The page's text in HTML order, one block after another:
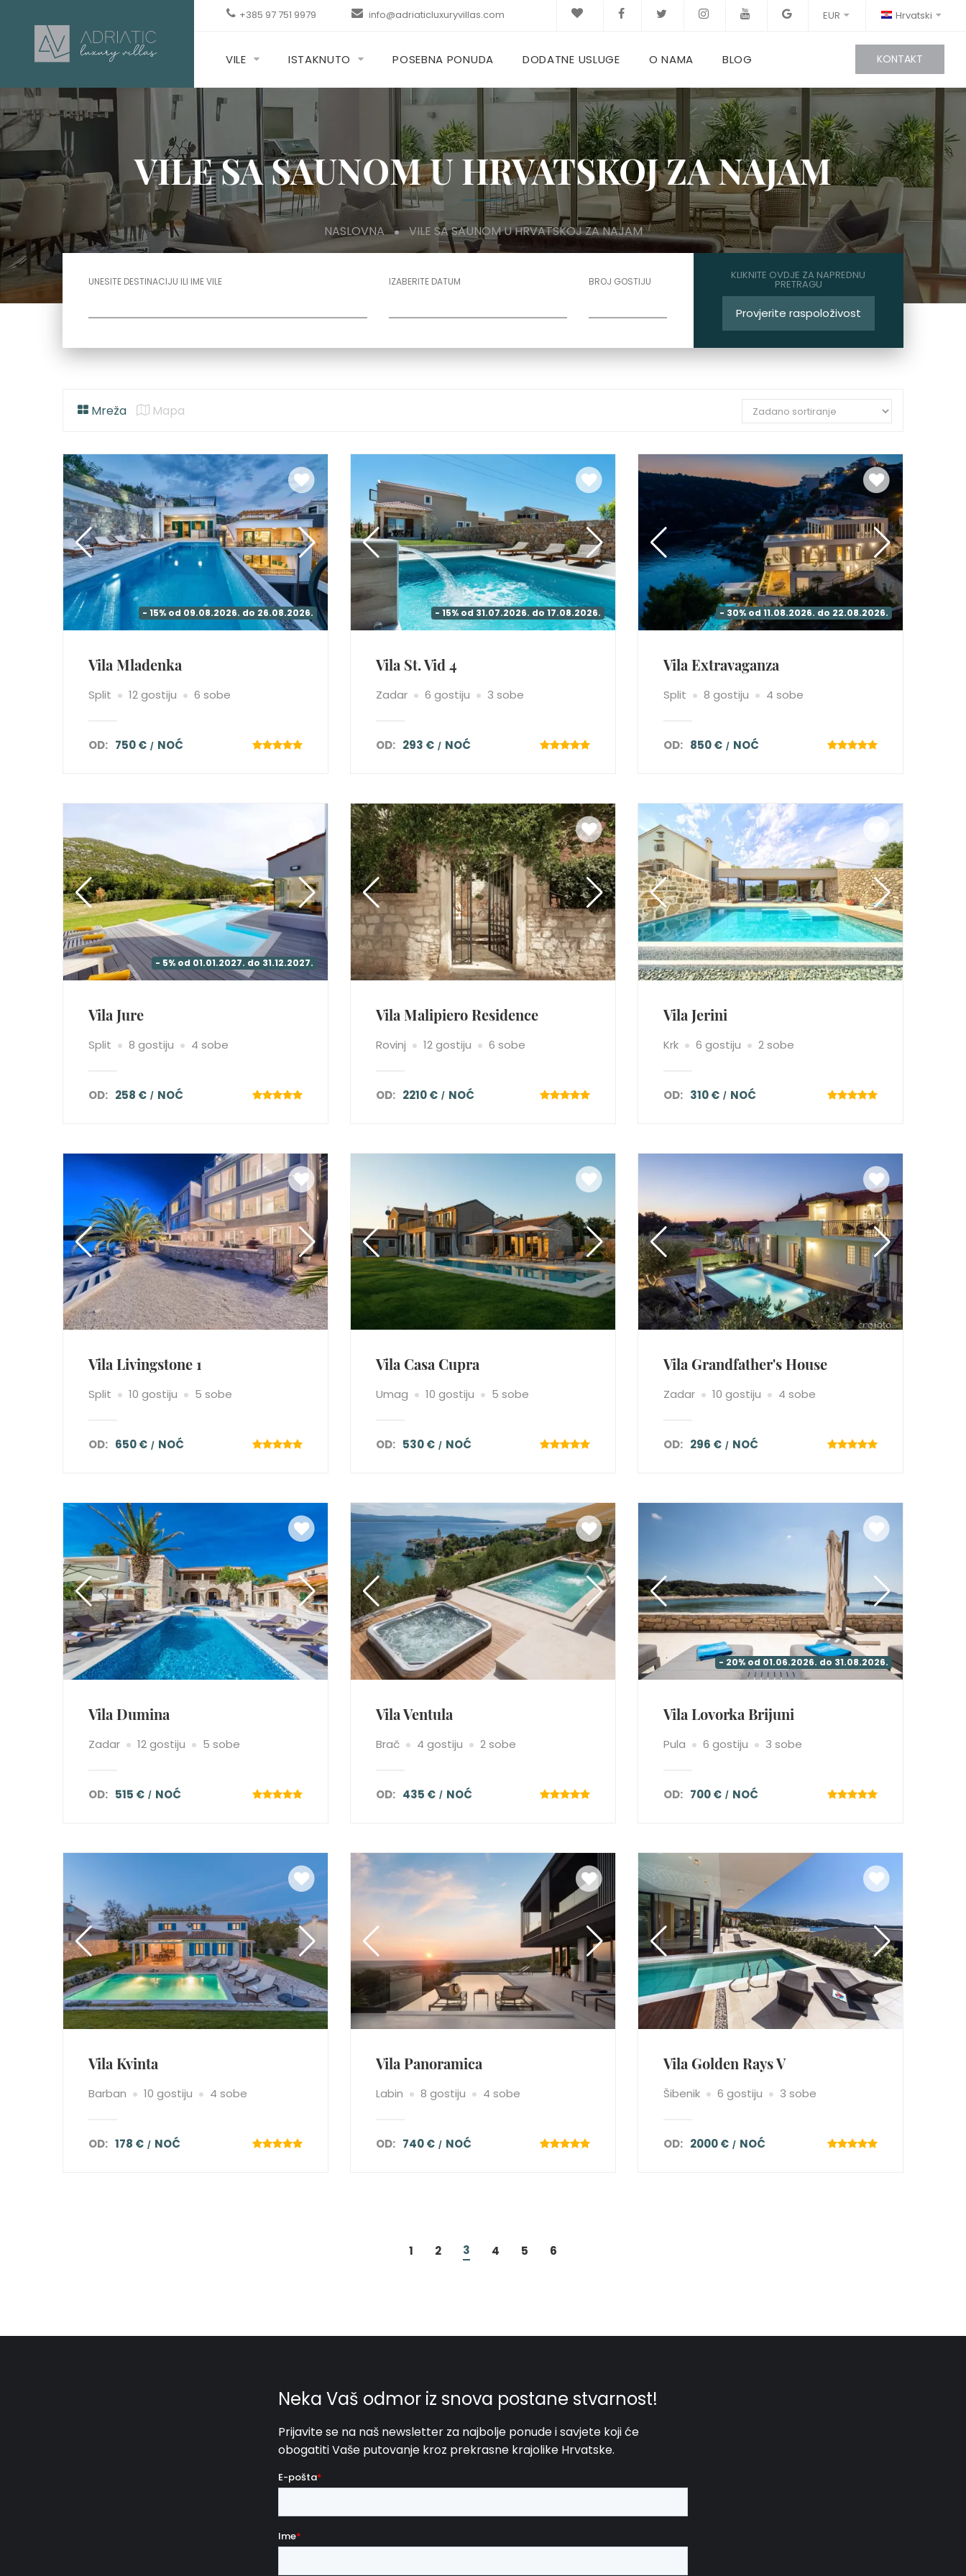
+385 97 751 9979 info@adriaticluxuryvillas.com EUR Hrvatski
VILE ISTAKNUTO POSEBNA PONUDA DODATNE USLUGE O NAMA BLOG KONTAKT
VILE SA SAUNOM U HRVATSKOJ ZA NAJAM
NASLOVNA VILE SA SAUNOM U HRVATSKOJ ZA NAJAM
UNESITE DESTINACIJU ILI IME VILE IZABERITE DATUM BROJ GOSTIJU KLIKNITE OVDJE ZA NAPREDNU
PRETRAGU
Provjerite raspoloživost
Mreža Mapa
- 15% od 09.08.2026. do 26.08.2026.
Vila Mladenka
Split 12 gostiju 6 sobe
OD: 750 € NOĆ
- 15% od 31.07.2026. do 17.08.2026.
Vila St. Vid 4
Zadar 6 gostiju 3 sobe
OD: 293 € NOĆ
- 30% od 11.08.2026. do 22.08.2026.
Vila Extravaganza
Split 8 gostiju 4 sobe
OD: 850 € NOĆ
- 5% od 01.01.2027. do 31.12.2027.
Vila Jure
Split 8 gostiju 4 sobe
OD: 258 € NOĆ
Vila Malipiero Residence
Rovinj 12 gostiju 6 sobe
OD: 2210 € NOĆ
Vila Jerini
Krk 6 gostiju 2 sobe
OD: 310 € NOĆ
Vila Livingstone 1
Split 10 gostiju 5 sobe
OD: 650 € NOĆ
Vila Casa Cupra
Umag 10 gostiju 5 sobe
OD: 530 € NOĆ
Vila Grandfather's House
Zadar 10 gostiju 4 sobe
OD: 296 € NOĆ
Vila Dumina
Zadar 12 gostiju 5 sobe
OD: 515 € NOĆ
Vila Ventula
Brač 4 gostiju 2 sobe
OD: 435 € NOĆ
- 20% od 01.06.2026. do 31.08.2026.
Vila Lovorka Brijuni
Pula 6 gostiju 3 sobe
OD: 700 € NOĆ
Vila Kvinta
Barban 10 gostiju 4 sobe
OD: 178 € NOĆ
Vila Panoramica
Labin 8 gostiju 4 sobe
OD: 740 € NOĆ
Vila Golden Rays V
Šibenik 6 gostiju 3 sobe
OD: 2000 € NOĆ
1 2 3 4 5 6